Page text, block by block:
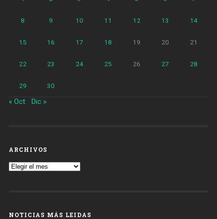
8 9 10 11 12 13 14
15 16 17 18 19 20 21
22 23 24 25 26 27 28
29 30
« Oct Dic »
ARCHIVOS
Archivos
NOTICIAS MÁS LEIDAS